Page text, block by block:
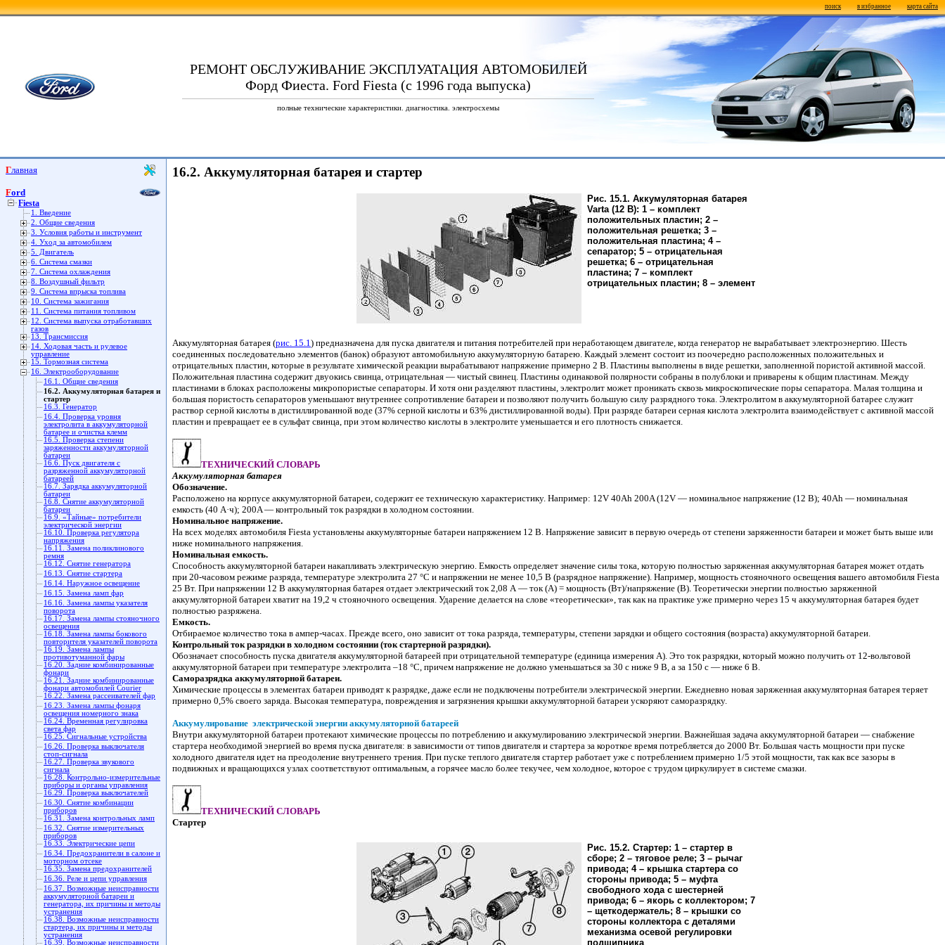
поиск в избранное карта сайта
РЕМОНТ ОБСЛУЖИВАНИЕ ЭКСПЛУАТАЦИЯ АВТОМОБИЛЕЙ
Форд Фиеста. Ford Fiesta (с 1996 года выпуска)
полные технические характеристики. диагностика. электросхемы
Главная
Ford
Fiesta
1. Введение
2. Общие сведения
3. Условия работы и инструмент
4. Уход за автомобилем
5. Двигатель
6. Система смазки
7. Система охлаждения
8. Воздушный фильтр
9. Система впрыска топлива
10. Система зажигания
11. Система питания топливом
12. Система выпуска отработавших
газов
13. Трансмиссия
14. Ходовая часть и рулевое
управление
15. Тормозная система
16. Электрооборудование
16.1. Общие сведения
16.2. Аккумуляторная батарея и
стартер
16.3. Генератор
16.4. Проверка уровня
электролита в аккумуляторной
батарее и очистка клемм
16.5. Проверка степени
заряженности аккумуляторной
батареи
16.6. Пуск двигателя с
разряженной аккумуляторной
батареей
16.7. Зарядка аккумуляторной
батареи
16.8. Снятие аккумуляторной
батареи
16.9. «Тайные» потребители
электрической энергии
16.10. Проверка регулятора
напряжения
16.11. Замена поликлинового
ремня
16.12. Снятие генератора
16.13. Снятие стартера
16.14. Наружное освещение
16.15. Замена ламп фар
16.16. Замена лампы указателя
поворота
16.17. Замена лампы стояночного
освещения
16.18. Замена лампы бокового
повторителя указателей поворота
16.19. Замена лампы
противотуманной фары
16.20. Задние комбинированные
фонари
16.21. Задние комбинированные
фонари автомобилей Courier
16.22. Замена рассеивателей фар
16.23. Замена лампы фонаря
освещения номерного знака
16.24. Временная регулировка
света фар
16.25. Сигнальные устройства
16.26. Проверка выключателя
стоп-сигнала
16.27. Проверка звукового
сигнала
16.28. Контрольно-измерительные
приборы и органы управления
16.29. Проверка выключателей
16.30. Снятие комбинации
приборов
16.31. Замена контрольных ламп
16.32. Снятие измерительных
приборов
16.33. Электрические цепи
16.34. Предохранители в салоне и
моторном отсеке
16.35. Замена предохранителей
16.36. Реле и цепи управления
16.37. Возможные неисправности
аккумуляторной батареи и
генератора, их причины и методы
устранения
16.38. Возможные неисправности
стартера, их причины и методы
устранения
16.39. Возможные неисправности
16.2. Аккумуляторная батарея и стартер
Рис. 15.1. Аккумуляторная батарея
Varta (12 В): 1 – комплект
положительных пластин; 2 –
положительная решетка; 3 –
положительная пластина; 4 –
сепаратор; 5 – отрицательная
решетка; 6 – отрицательная
пластина; 7 – комплект
отрицательных пластин; 8 – элемент
Аккумуляторная батарея (рис. 15.1) предназначена для пуска двигателя и питания потребителей при неработающем двигателе, когда генератор не вырабатывает электроэнергию. Шесть
соединенных последовательно элементов (банок) образуют автомобильную аккумуляторную батарею. Каждый элемент состоит из поочередно расположенных положительных и
отрицательных пластин, которые в результате химической реакции вырабатывают напряжение примерно 2 В. Пластины выполнены в виде решетки, заполненной пористой активной массой.
Положительная пластина содержит двуокись свинца, отрицательная — чистый свинец. Пластины одинаковой полярности собраны в полублоки и приварены к общим пластинам. Между
пластинами в блоках расположены микропористые сепараторы. И хотя они разделяют пластины, электролит может проникать сквозь микроскопические поры сепаратора. Малая толщина и
большая пористость сепараторов уменьшают внутреннее сопротивление батареи и позволяют получить большую силу разрядного тока. Электролитом в аккумуляторной батарее служит
раствор серной кислоты в дистиллированной воде (37% серной кислоты и 63% дистиллированной воды). При разряде батареи серная кислота электролита взаимодействует с активной массой
пластин и превращает ее в сульфат свинца, при этом количество кислоты в электролите уменьшается и его плотность снижается.
ТЕХНИЧЕСКИЙ СЛОВАРЬ
Аккумуляторная батарея
Обозначение.
Расположено на корпусе аккумуляторной батареи, содержит ее техническую характеристику. Например: 12V 40Ah 200A (12V — номинальное напряжение (12 В); 40Ah — номинальная
емкость (40 А·ч); 200A — контрольный ток разрядки в холодном состоянии.
Номинальное напряжение.
На всех моделях автомобиля Fiesta установлены аккумуляторные батареи напряжением 12 В. Напряжение зависит в первую очередь от степени заряженности батареи и может быть выше или
ниже номинального напряжения.
Номинальная емкость.
Способность аккумуляторной батареи накапливать электрическую энергию. Емкость определяет значение силы тока, которую полностью заряженная аккумуляторная батарея может отдать
при 20-часовом режиме разряда, температуре электролита 27 °С и напряжении не менее 10,5 В (разрядное напряжение). Например, мощность стояночного освещения вашего автомобиля Fiesta
25 Вт. При напряжении 12 В аккумуляторная батарея отдает электрический ток 2,08 А — ток (А) = мощность (Вт)/напряжение (В). Теоретически энергии полностью заряженной
аккумуляторной батареи хватит на 19,2 ч стояночного освещения. Ударение делается на слове «теоретически», так как на практике уже примерно через 15 ч аккумуляторная батарея будет
полностью разряжена.
Емкость.
Отбираемое количество тока в ампер-часах. Прежде всего, оно зависит от тока разряда, температуры, степени зарядки и общего состояния (возраста) аккумуляторной батареи.
Контрольный ток разрядки в холодном состоянии (ток стартерной разрядки).
Обозначает способность пуска двигателя аккумуляторной батареей при отрицательной температуре (единица измерения А). Это ток разрядки, который можно получить от 12-вольтовой
аккумуляторной батареи при температуре электролита –18 °С, причем напряжение не должно уменьшаться за 30 с ниже 9 В, а за 150 с — ниже 6 В.
Саморазрядка аккумуляторной батареи.
Химические процессы в элементах батареи приводят к разрядке, даже если не подключены потребители электрической энергии. Ежедневно новая заряженная аккумуляторная батарея теряет
примерно 0,5% своего заряда. Высокая температура, повреждения и загрязнения крышки аккумуляторной батареи ускоряют саморазрядку.
Аккумулирование электрической энергии аккумуляторной батареей
Внутри аккумуляторной батареи протекают химические процессы по потреблению и аккумулированию электрической энергии. Важнейшая задача аккумуляторной батареи — снабжение
стартера необходимой энергией во время пуска двигателя: в зависимости от типов двигателя и стартера за короткое время потребляется до 2000 Вт. Большая часть мощности при пуске
холодного двигателя идет на преодоление внутреннего трения. При пуске теплого двигателя стартер работает уже с потреблением примерно 1/5 этой мощности, так как все зазоры в
подвижных и вращающихся узлах соответствуют оптимальным, а горячее масло более текучее, чем холодное, которое с трудом циркулирует в системе смазки.
ТЕХНИЧЕСКИЙ СЛОВАРЬ
Стартер
Рис. 15.2. Стартер: 1 – стартер в
сборе; 2 – тяговое реле; 3 – рычаг
привода; 4 – крышка стартера со
стороны привода; 5 – муфта
свободного хода с шестерней
привода; 6 – якорь с коллектором; 7
– щеткодержатель; 8 – крышки со
стороны коллектора с деталями
механизма осевой регулировки
подшипника